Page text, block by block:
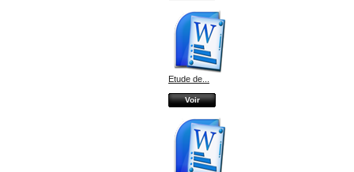
Etude de...
Voir